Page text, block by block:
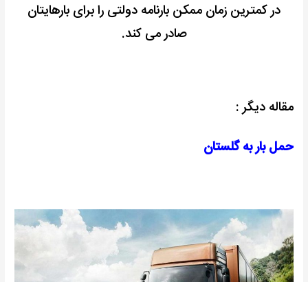
در کمترین زمان ممکن بارنامه دولتی را برای بارهایتان
صادر می کند.
مقاله دیگر :
حمل بار به گلستان